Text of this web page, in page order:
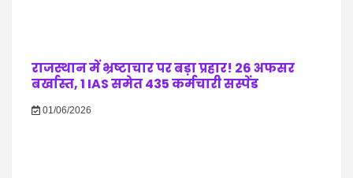
राजस्थान में भ्रष्टाचार पर बड़ा प्रहार! 26 अफसर
बर्खास्त, 1 IAS समेत 435 कर्मचारी सस्पेंड
01/06/2026